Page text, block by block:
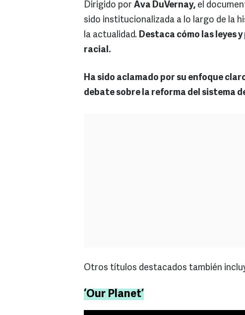
Dirigido por Ava DuVernay, el
sido institucionalizada a lo largo de la
la actualidad. Destaca cómo las leyes
racial.
Ha sido aclamado por su enfoque
debate sobre la reforma del sistema
Otros títulos destacados también
‘Our Planet’